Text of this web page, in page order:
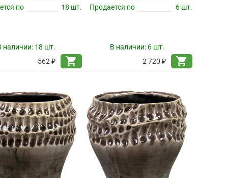
по
18 шт.
наличии: 18 шт.
562 ₽
shopping_cart
Продается по
6 шт.
В наличии: 6 шт.
2 720 ₽
shopping_cart